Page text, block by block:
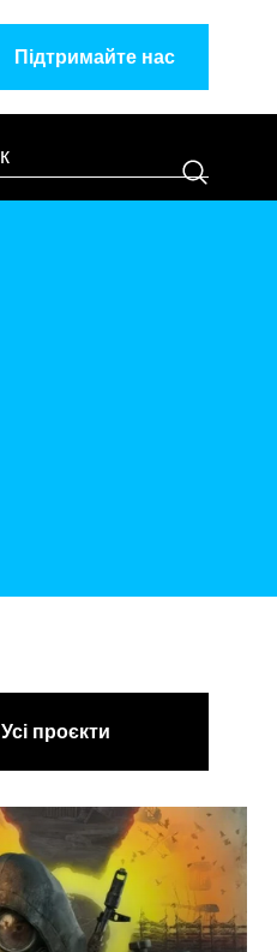
Підтримайте наc
Усі проєкти